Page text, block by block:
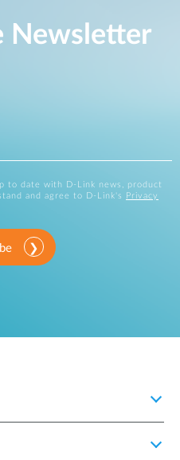
Newsletter
to date with D-Link news, product
and agree to D-Link's
Privacy